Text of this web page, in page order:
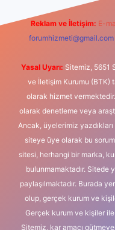
Reklam ve İletişim: E-
forumhizmeti@gmail.com
Yasal Uyarı: Sitemiz, 5651
ve İletişim Kurumu (BTK)
olarak hizmet
olarak denetleme veya
Ancak, üyelerimiz
siteye üye olarak bu
sitesi, herhangi bir marka,
bulunmamaktadır. Sitede
paylaşılmaktadır. Burada
olup, gerçek kurum ve
Gerçek kurum ve kişiler
Sitemiz, kar amacı